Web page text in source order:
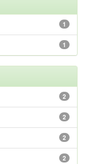
1
1
2
2
2
2